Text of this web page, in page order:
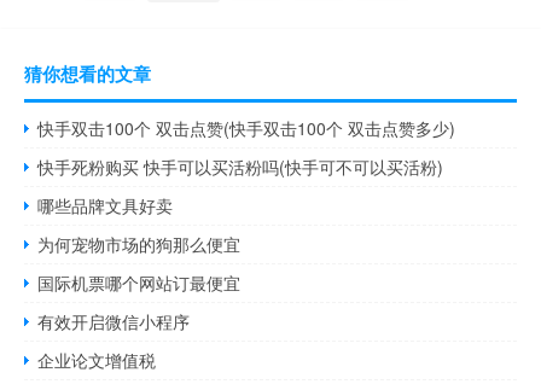
猜你想看的文章
快手双击100个 双击点赞(快手双击100个 双击点赞多少)
快手死粉购买 快手可以买活粉吗(快手可不可以买活粉)
哪些品牌文具好卖
为何宠物市场的狗那么便宜
国际机票哪个网站订最便宜
有效开启微信小程序
企业论文增值税